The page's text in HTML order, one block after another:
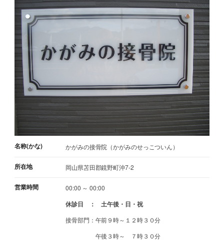
名称(かな) かがみの接骨院（かがみのせっこついん）
所在地 岡山県苫田郡鏡野町沖7-2
営業時間 00:00 ～ 00:00
休診日 ： 土午後・日・祝
接骨部門：午前９時～１２時３０分
午後３時～ ７時３０分